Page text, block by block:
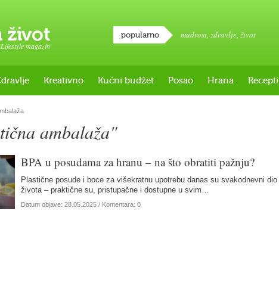
Lifestyle magazin
popularno mudrost, zdravlje, život
Kreativno Kućni budžet Posao Hrana Recepti
ambalaža"
BPA u posudama za hranu – na što obratiti pažnju?
Plastične posude i boce za višekratnu upotrebu danas su svakodnevni dio
života – praktične su, pristupačne i dostupne u svim…
Datum objave: 28.05.2025 / Komentara: 0